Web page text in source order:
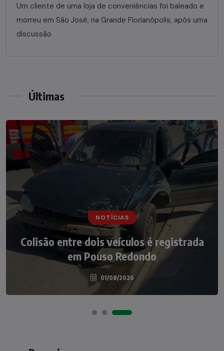
Um cliente de uma loja de conveniências foi baleado e
morreu em São José, na Grande Florianópolis, após uma
discussão
Últimas
NOTÍCIAS
Colisão entre dois veículos é registrada
em Pouso Redondo
01/08/2026
NOTÍCIAS
Irmãos de 7 e 14 anos morrem
atropelados na BR-470 em Pouso
Redondo
04/08/2026